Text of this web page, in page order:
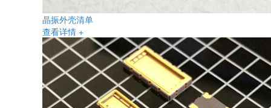
晶振外壳清单
查看详情 +